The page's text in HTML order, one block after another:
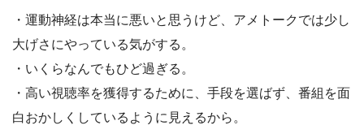
・運動神経は本当に悪いと思うけど、アメトークでは少し
大げさにやっている気がする。
・いくらなんでもひど過ぎる。
・高い視聴率を獲得するために、手段を選ばず、番組を面
白おかしくしているように見えるから。